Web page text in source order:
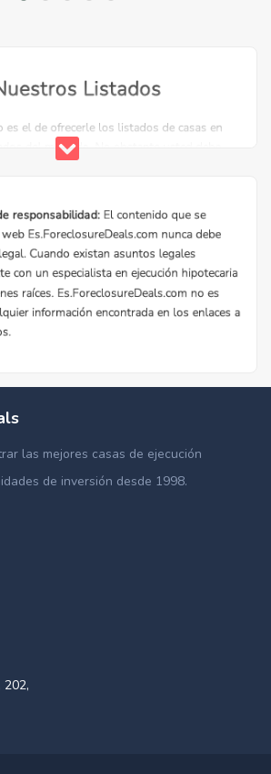
las mejores casas de ejecución
de inversión desde 1998.
202,